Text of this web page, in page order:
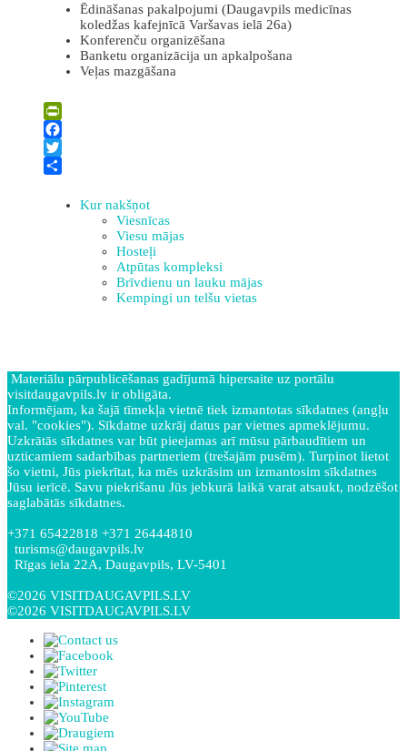
Ēdināšanas pakalpojumi (Daugavpils medicīnas
koledžas kafejnīcā Varšavas ielā 26a)
Konferenču organizēšana
Banketu organizācija un apkalpošana
Veļas mazgāšana
PrintFriendly
Facebook
Twitter
Kur nakšņot
Viesnīcas
Viesu mājas
Hosteļi
Atpūtas kompleksi
Brīvdienu un lauku mājas
Kempingi un telšu vietas
Materiālu pārpublicēšanas gadījumā hipersaite uz portālu
visitdaugavpils.lv ir obligāta.
Informējam, ka šajā tīmekļa vietnē tiek izmantotas sīkdatnes (angļu
val. "cookies"). Sīkdatne uzkrāj datus par vietnes apmeklējumu.
Uzkrātās sīkdatnes var būt pieejamas arī mūsu pārbaudītiem un
uzticamiem sadarbības partneriem (trešajām pusēm). Turpinot lietot
šo vietni, Jūs piekrītat, ka mēs uzkrāsim un izmantosim sīkdatnes
Jūsu ierīcē. Savu piekrišanu Jūs jebkurā laikā varat atsaukt, nodzēšot
saglabātās sīkdatnes.
+371 65422818 +371 26444810
turisms@daugavpils.lv
Rīgas iela 22A, Daugavpils, LV-5401
©2026 VISITDAUGAVPILS.LV
©2026 VISITDAUGAVPILS.LV